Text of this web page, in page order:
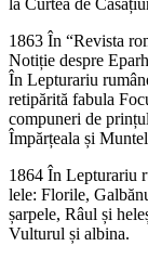
1863 În “Revista
Notiție despre
În Lepturariu
retipărită fabula
compuneri de
Împărțeala și
1864 În Lepturariu
lele: Florile,
șarpele, Râul și
Vulturul și albina.